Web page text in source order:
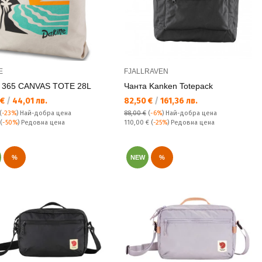
365 CANVAS TOTE 28L
цена:
/ 44,01 лв.
(-23%) Най-добра цена
цена:
(-50%) Редовна цена
FJALLRAVEN
Чанта Kanken Totepack
Текуща цена:
82,50 € / 161,36 лв.
88,00 € (-6%) Най-добра цена
Редовна цена:
110,00 € (-25%) Редовна цена
% NEW %